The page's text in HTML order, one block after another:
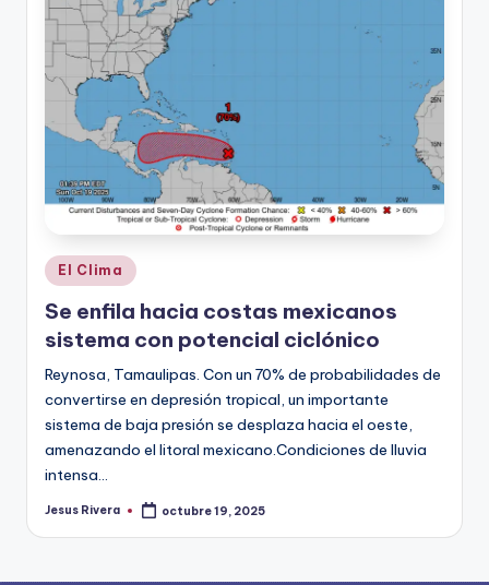
r
s
s
Publicado
en
El Clima
Se enfila hacia costas mexicanos
sistema con potencial ciclónico
Reynosa, Tamaulipas. Con un 70% de probabilidades de
convertirse en depresión tropical, un importante
sistema de baja presión se desplaza hacia el oeste,
amenazando el litoral mexicano.Condiciones de lluvia
intensa…
Publicado
Jesus Rivera octubre 19, 2025